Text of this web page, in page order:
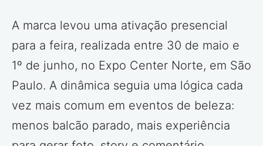
A marca levou uma ativação presencial
para a feira, realizada entre 30 de maio e
1º de junho, no Expo Center Norte, em São
Paulo. A dinâmica seguia uma lógica cada
vez mais comum em eventos de beleza:
menos balcão parado, mais experiência